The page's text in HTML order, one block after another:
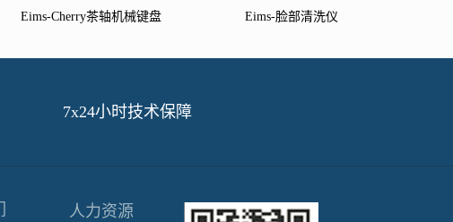
Eims-Cherry茶轴机械键盘 Eims-脸部清洗仪
7x24小时技术保障
人力资源